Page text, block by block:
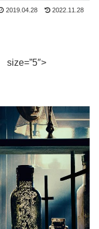
2019.04.28 2022.11.28
size=”5″>